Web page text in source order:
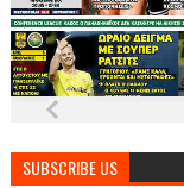
SUBSCRIBE US